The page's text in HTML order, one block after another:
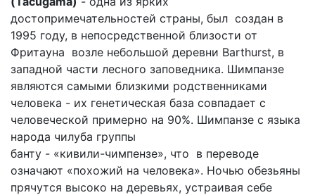
достопримечательностей страны, был создан в
1995 году, в непосредственной близости от
Фритауна возле небольшой деревни Barthurst, в
западной части лесного заповедника. Шимпанзе
являются самыми близкими родственниками
человека - их генетическая база совпадает с
человеческой примерно на 90%. Шимпанзе с языка
народа чилуба группы
банту - «кивили-чимпензе», что в переводе
означают «похожий на человека». Ночью обезьяны
прячутся высоко на деревьях, устраивая себе